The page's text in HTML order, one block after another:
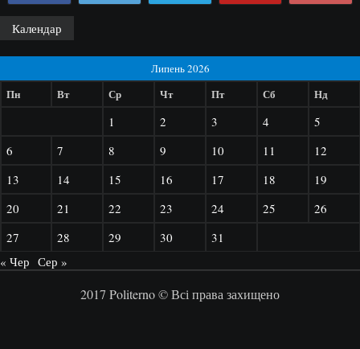
Календар
Липень 2026
Пн Вт Ср Чт Пт Сб Нд
1 2 3 4
5
6
7 8 9 10 11
12
13
14 15 16 17 18
19
20
21 22 23 24 25
26
27
28 29 30
31
« Чер Сер »
2017 Politerno © Всі права захищено